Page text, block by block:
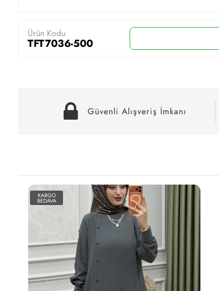
Ürün Kodu
TFT7036-500
Güvenli Alışveriş İmkanı
KARGO
BEDAVA